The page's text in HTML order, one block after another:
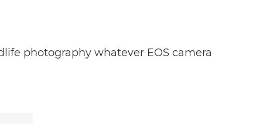
photography whatever EOS camera